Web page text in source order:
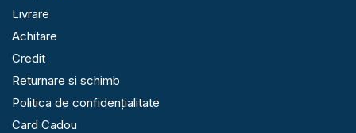
Livrare
Achitare
Credit
Returnare si schimb
Politica de confidențialitate
Card Cadou